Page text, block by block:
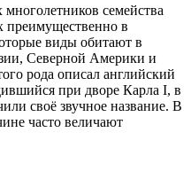
семейства
преимущественно в
виды обитают в
Северной Америки и
рода описал английский
при дворе Карла I, в
своё звучное название. В
часто величают